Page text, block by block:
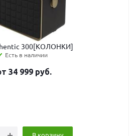
300[КОЛОНКИ]
Есть в наличии
34 999 руб.